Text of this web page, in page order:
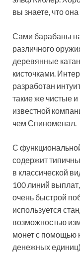
вы знаете, что
Сами барабаны
различного
деревянные
кисточками.
разработан
такие же чистые
известной
чем Спиноменал.
С
содержит
в классической
100 линий
очень быстрой
используется
возможностью
монет с помощью
денежных